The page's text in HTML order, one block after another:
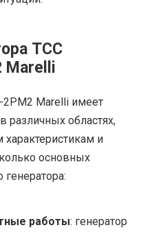
ТСС
2РМ2 Marelli имеет
различных областях,
характеристикам и
основных
работы: генератор